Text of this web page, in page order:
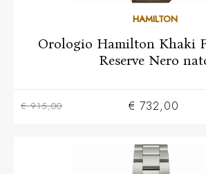
HAMILTON
Orologio Hamilton Khaki
Reserve Nero
€ 915,00 € 732,00